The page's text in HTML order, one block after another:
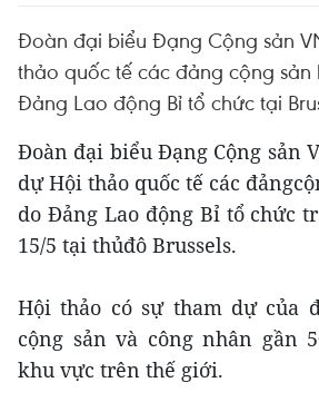
Đoàn đại biểu Đạng Cộng sản
thảo quốc tế các đảng cộng sản
Đảng Lao động Bỉ tổ chức tại
Đoàn đại biểu Đạng Cộng sản
dự Hội thảo quốc tế các
do Đảng Lao động Bỉ tổ chức
15/5 tại thủđô Brussels.
Hội thảo có sự tham dự của
cộng sản và công nhân gần
khu vực trên thế giới.